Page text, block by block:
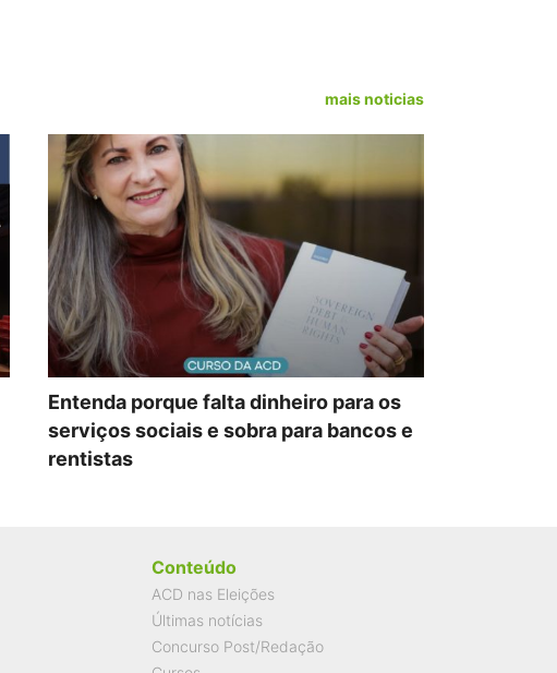
mais noticias
Entenda porque falta dinheiro para os
serviços sociais e sobra para bancos e
rentistas
Conteúdo
ACD nas Eleições
Últimas notícias
Concurso Post/Redação